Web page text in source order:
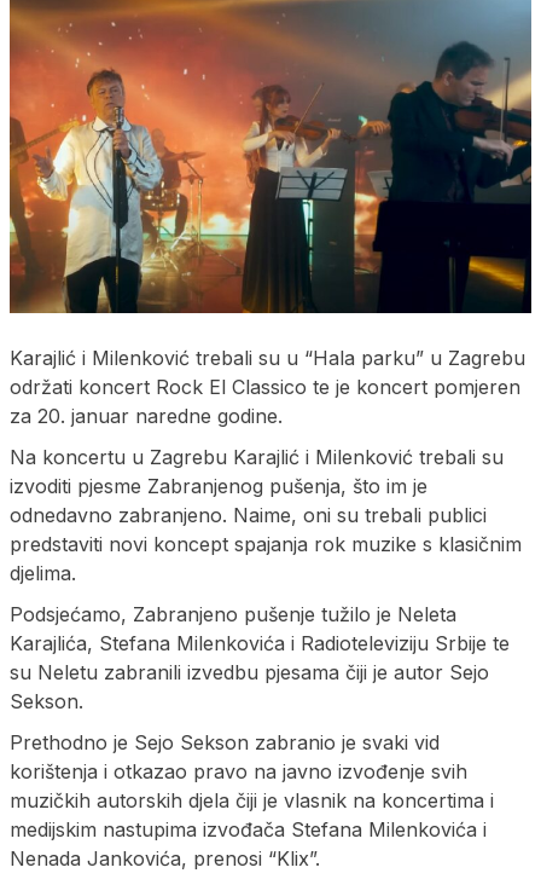
Karajlić i Milenković trebali su u “Hala parku” u Zagrebu
održati koncert Rock El Classico te je koncert pomjeren
za 20. januar naredne godine.
Na koncertu u Zagrebu Karajlić i Milenković trebali su
izvoditi pjesme Zabranjenog pušenja, što im je
odnedavno zabranjeno. Naime, oni su trebali publici
predstaviti novi koncept spajanja rok muzike s klasičnim
djelima.
Podsjećamo, Zabranjeno pušenje tužilo je Neleta
Karajlića, Stefana Milenkovića i Radioteleviziju Srbije te
su Neletu zabranili izvedbu pjesama čiji je autor Sejo
Sekson.
Prethodno je Sejo Sekson zabranio je svaki vid
korištenja i otkazao pravo na javno izvođenje svih
muzičkih autorskih djela čiji je vlasnik na koncertima i
medijskim nastupima izvođača Stefana Milenkovića i
Nenada Jankovića, prenosi “Klix”.